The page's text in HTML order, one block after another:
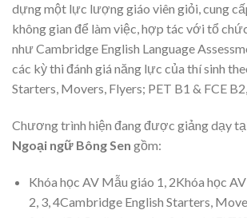
dựng một lực lượng giáo viên giỏi, cung
không gian để làm việc, hợp tác với tổ
như Cambridge English Language
các kỳ thi đánh giá năng lực của thí sinh
Starters, Movers, Flyers; PET B1 & FCE
Chương trình hiện đang được giảng dạy
Ngoại ngữ Bông Sen gồm:
Khóa học AV Mẫu giáo 1, 2Khóa học
2, 3, 4Cambridge English Starters,